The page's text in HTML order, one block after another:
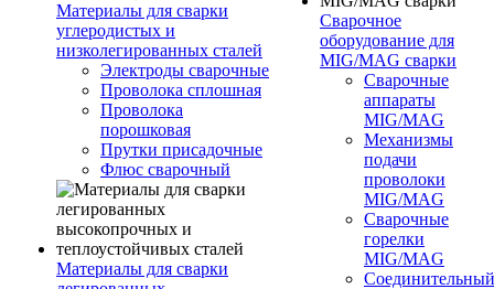
Материалы для сварки
углеродистых и
низколегированных сталей
Электроды сварочные
Проволока сплошная
Проволока
порошковая
Прутки присадочные
Флюс сварочный
Материалы для сварки
Сварочное
оборудование для
MIG/MAG сварки
Сварочные
аппараты
MIG/MAG
Механизмы
подачи
проволоки
MIG/MAG
Сварочные
горелки
MIG/MAG
Соединительный